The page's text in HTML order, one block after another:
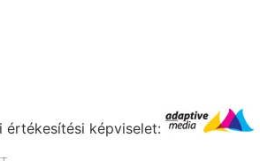
értékesítési képviselet: